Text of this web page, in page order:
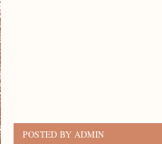
POSTED BY ADMIN